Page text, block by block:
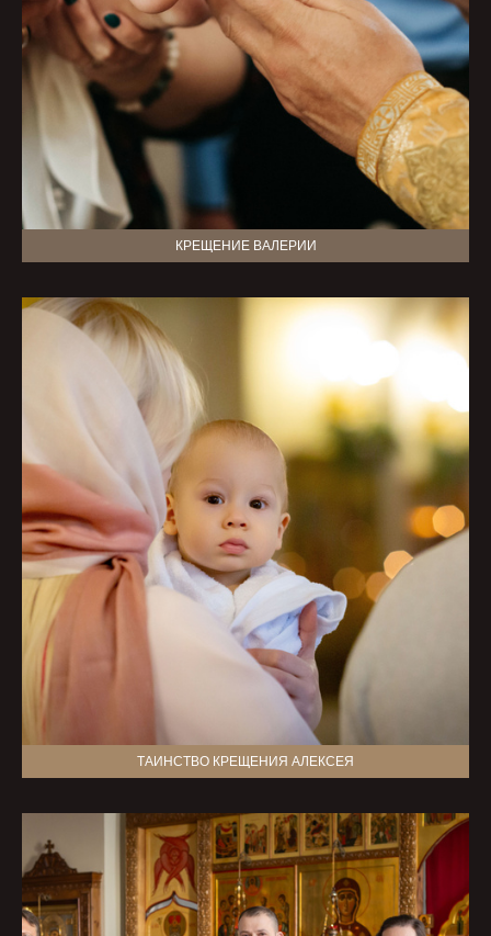
КРЕЩЕНИЕ ВАЛЕРИИ
ТАИНСТВО КРЕЩЕНИЯ АЛЕКСЕЯ